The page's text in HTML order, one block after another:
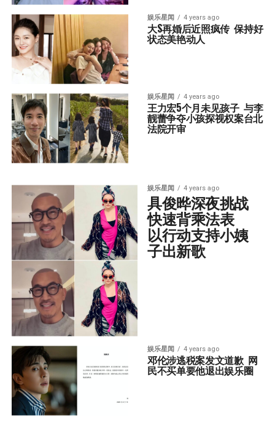
娱乐星闻 4 years ago
大S再婚后近照疯传  保持好
状态美艳动人
娱乐星闻 4 years ago
王力宏5个月未见孩子  与李
靓蕾争夺小孩探视权案台北
法院开审
娱乐星闻 4 years ago
具俊晔深夜挑战
快速背乘法表
以行动支持小姨
子出新歌
娱乐星闻 4 years ago
邓伦涉逃税案发文道歉  网
民不买单要他退出娱乐圈